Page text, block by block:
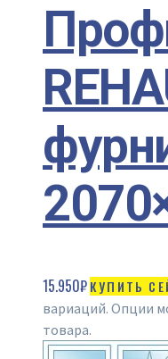
15.950₽КУПИТЬ
вариаций. Опции
товара.